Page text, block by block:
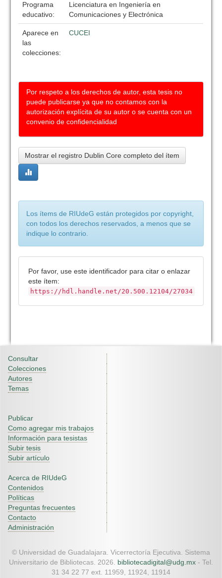
Programa
educativo:
Licenciatura en Ingeniería en
Comunicaciones y Electrónica
Aparece en
las
colecciones:
CUCEI
Por respeto a los derechos de autor, esta tesis no
puede publicarse ya que no contamos con la
autorización explícita de su autor o se cuenta con un
convenio de confidencialidad
Mostrar el registro Dublin Core completo del ítem
Los ítems de RIUdeG están protegidos por copyright,
con todos los derechos reservados, a menos que se
indique lo contrario.
Por favor, use este identificador para citar o enlazar
este ítem:
https://hdl.handle.net/20.500.12104/27034
Consultar
Colecciones
Autores
Temas
Publicar
Como agregar mis trabajos
Información para tesistas
Subir tesis
Subir artículo
Acerca de RIUdeG
Contenidos
Políticas
Preguntas frecuentes
Contacto
Administración
© Universidad de Guadalajara. Vicerrectoría Ejecutiva. Sistema
Universitario de Bibliotecas. 2026. bibliotecadigital@udg.mx - Tel.
31 34 22 77 ext. 11959, 11924, 11914